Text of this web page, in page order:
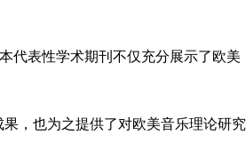
代表性学术期刊不仅充分展示了欧美
，也为之提供了对欧美音乐理论研究